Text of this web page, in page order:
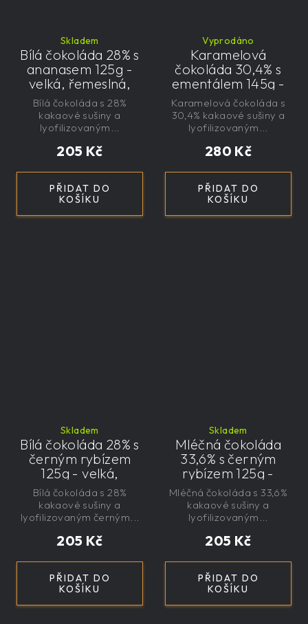
Skladem
Bílá čokoláda 28% s
ananasem 125g -
velká, řemeslná,
exkluzivní, dárková
205 Kč
PŘIDAT DO
KOŠÍKU
Bílá čokoláda s 28%
kakaové sušiny a
lyofilizovaným...
Vyprodáno
Karamelová
čokoláda 30,4% s
ementálem 145g -
velká, řemeslná,
exkluzivní, dárková
280 Kč
PŘIDAT DO
KOŠÍKU
Karamelová čokoláda s
30,4% kakaové sušiny a
lyofilizovaným...
Skladem
Bílá čokoláda 28% s
černým rybízem
125g - velká,
řemeslná,
exkluzivní, dárková
205 Kč
PŘIDAT DO
KOŠÍKU
Bílá čokoláda s 28%
kakaové sušiny a
lyofilizovaným černým...
Skladem
Mléčná čokoláda
33,6% s černým
rybízem 125g -
velká, řemeslná,
exkluzivní, dárková
205 Kč
PŘIDAT DO
KOŠÍKU
Mléčná čokoláda s 33,6%
kakaové sušiny a
lyofilizovaným...